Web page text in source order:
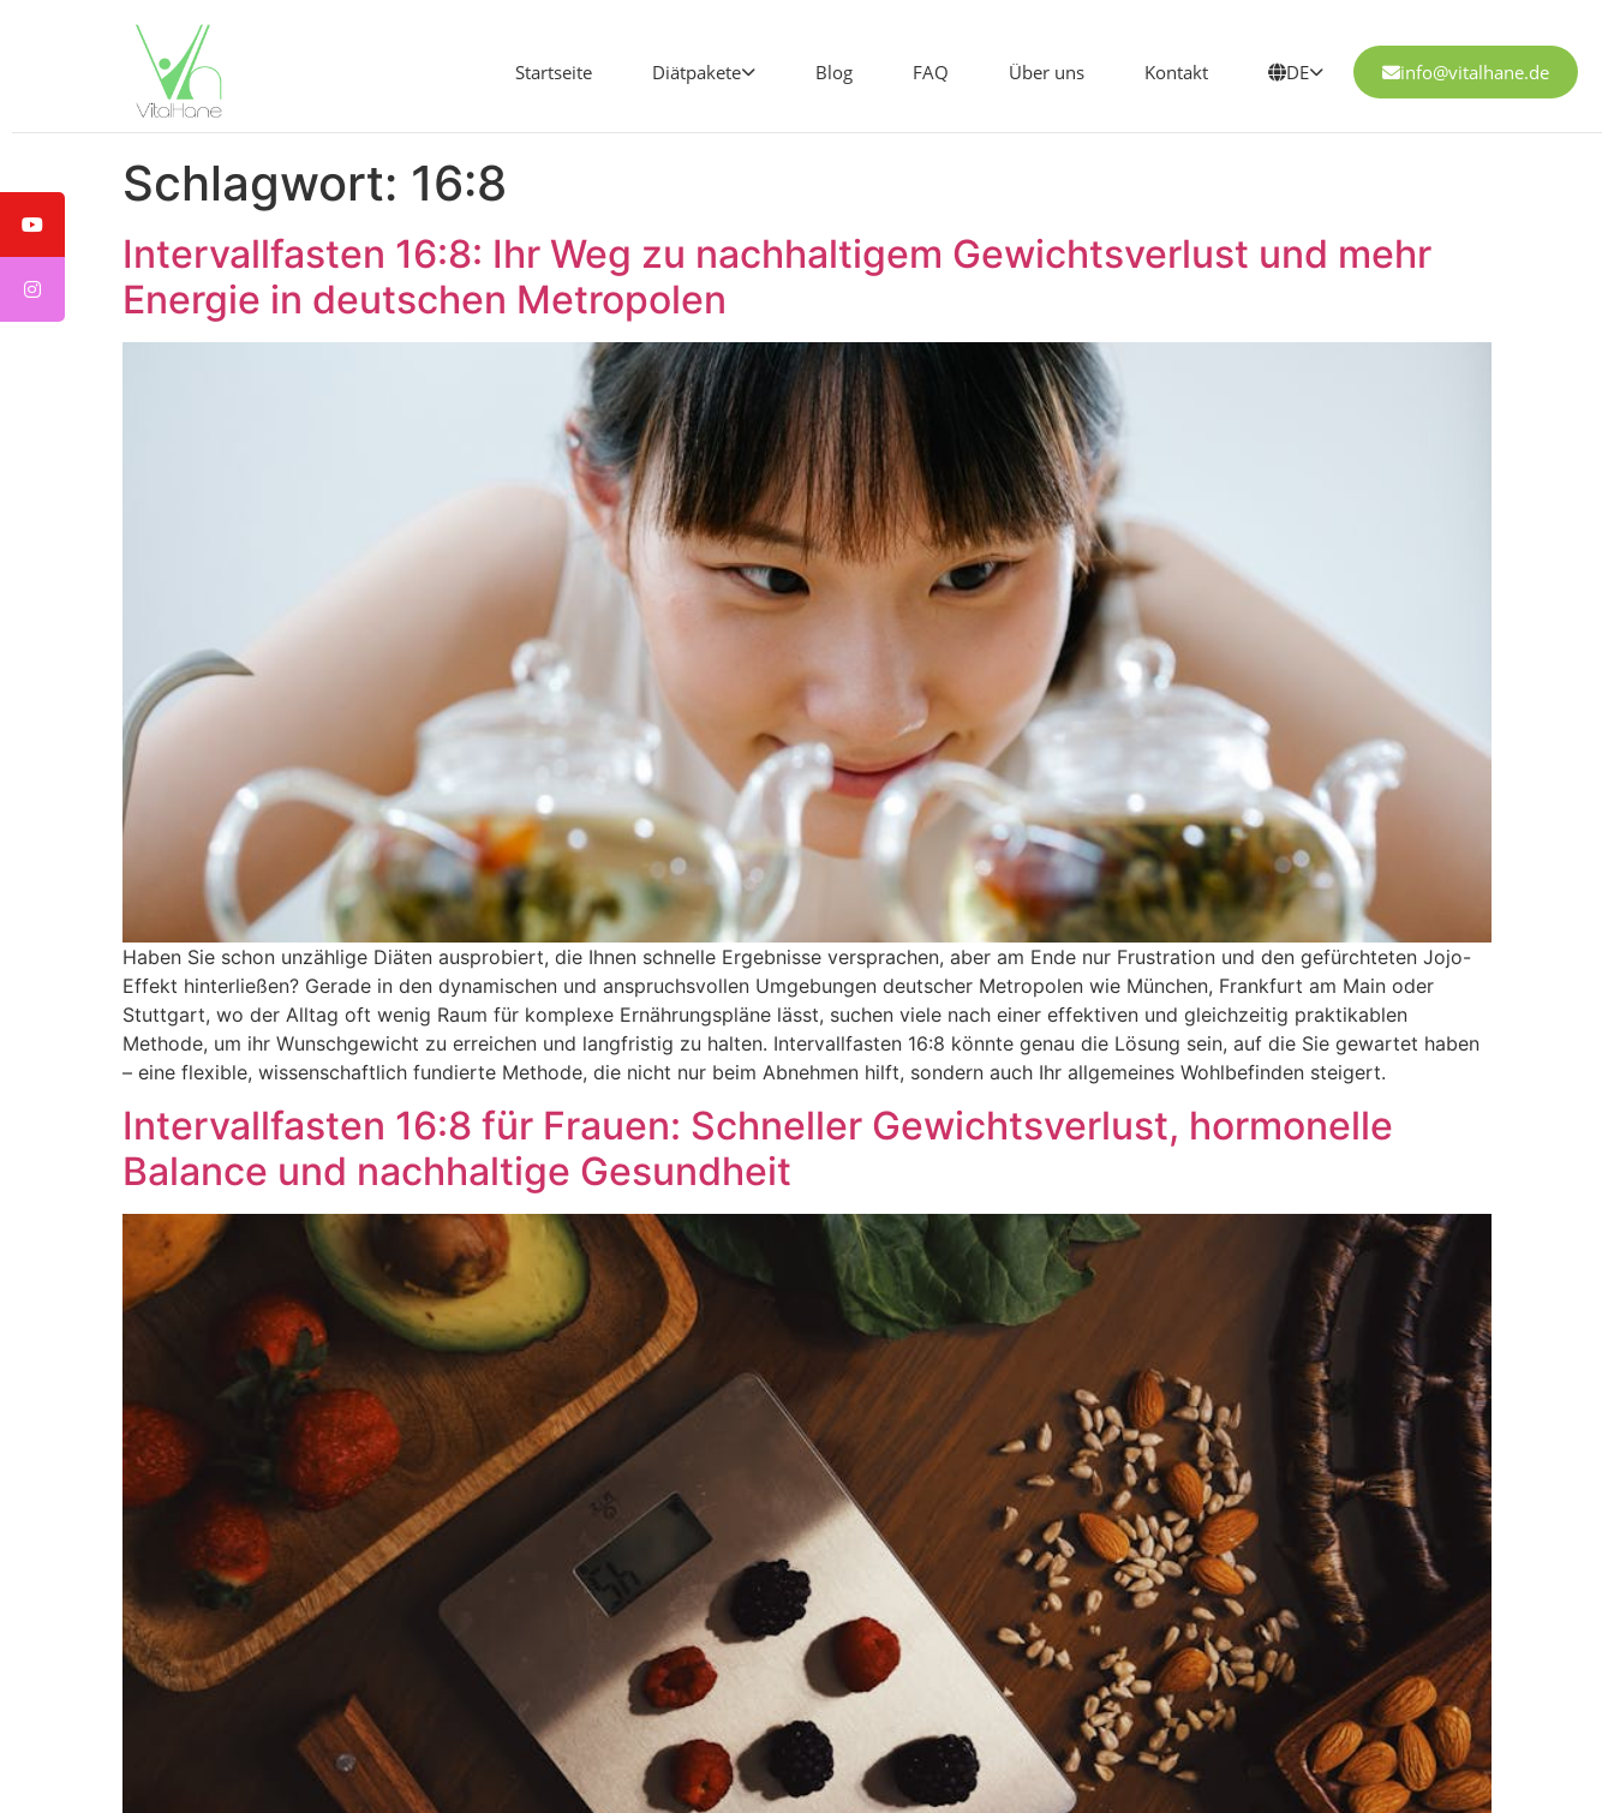
Startseite Diätpakete Blog FAQ Über uns Kontakt DE info@vitalhane.de
Schlagwort: 16:8
Intervallfasten 16:8: Ihr Weg zu nachhaltigem Gewichtsverlust und mehr
Energie in deutschen Metropolen
Haben Sie schon unzählige Diäten ausprobiert, die Ihnen schnelle Ergebnisse versprachen, aber am Ende nur Frustration und den gefürchteten Jojo-
Effekt hinterließen? Gerade in den dynamischen und anspruchsvollen Umgebungen deutscher Metropolen wie München, Frankfurt am Main oder
Stuttgart, wo der Alltag oft wenig Raum für komplexe Ernährungspläne lässt, suchen viele nach einer effektiven und gleichzeitig praktikablen
Methode, um ihr Wunschgewicht zu erreichen und langfristig zu halten. Intervallfasten 16:8 könnte genau die Lösung sein, auf die Sie gewartet haben
– eine flexible, wissenschaftlich fundierte Methode, die nicht nur beim Abnehmen hilft, sondern auch Ihr allgemeines Wohlbefinden steigert.
Intervallfasten 16:8 für Frauen: Schneller Gewichtsverlust, hormonelle
Balance und nachhaltige Gesundheit